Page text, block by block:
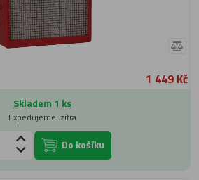
1 449 Kč
Skladem 1 ks
Expedujeme: zítra
Do košíku